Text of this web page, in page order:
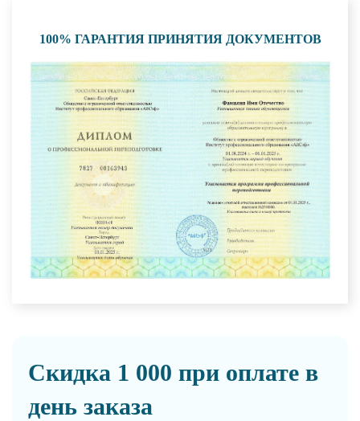
100% ГАРАНТИЯ ПРИНЯТИЯ ДОКУМЕНТОВ
Скидка 1 000 при оплате в
день заказа